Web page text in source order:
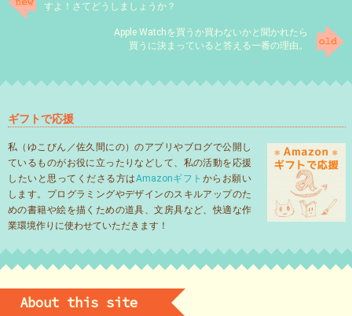
すよ！さてどうしましょうか？
Apple Watchを買うか買わないかと聞かれたら
買うに決まっていると答える一番の理由。
ギフトで応援
私（ゆこびん／佐久間にの）のアプリやブログで公開し
ているものがお役に立ったりなどして、私の活動を応援
したいと思ってくださる方はAmazonギフト からお願い
します。プログラミングやデザインのスキルアップのた
めの書籍や絵を描くための道具、文房具など、快適な作
業環境作りに使わせていただきます！
About this site